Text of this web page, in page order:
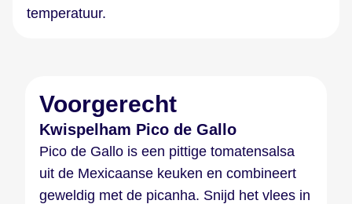
temperatuur.
Voorgerecht
Kwispelham Pico de Gallo
Pico de Gallo is een pittige tomatensalsa
uit de Mexicaanse keuken en combineert
geweldig met de picanha. Snijd het vlees in